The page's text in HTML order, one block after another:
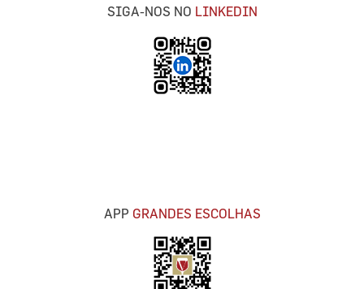
SIGA-NOS NO LINKEDIN
APP GRANDES ESCOLHAS